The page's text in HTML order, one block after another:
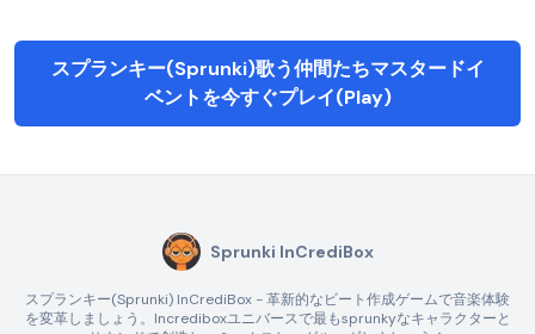
スプランキー(Sprunki)歌う仲間たちマスタードイ
ベントを今すぐプレイ(Play)
Sprunki InCrediBox
スプランキー(Sprunki) InCrediBox - 革新的なビート作成ゲームで音楽体験
を変革しましょう。Incrediboxユニバースで最もsprunkyなキャラクターと